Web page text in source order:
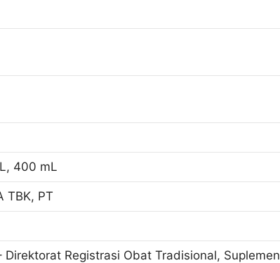
400 mL
TBK, PT
Direktorat Registrasi Obat Tradisional, Suplemen